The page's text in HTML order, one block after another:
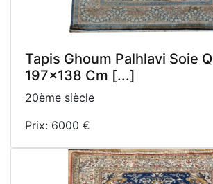
Tapis Ghoum Palhlavi Soie
197x138 Cm [...]
20ème siècle
Prix: 6000 €